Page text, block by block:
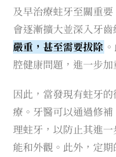
及早治療蛀牙至關重
會逐漸擴大並深入牙
嚴重，甚至需要拔除
腔健康問題，進一步
因此，當發現有蛀牙
療。牙醫可以通過修
理蛀牙，以防止其進
能和外觀。此外，定